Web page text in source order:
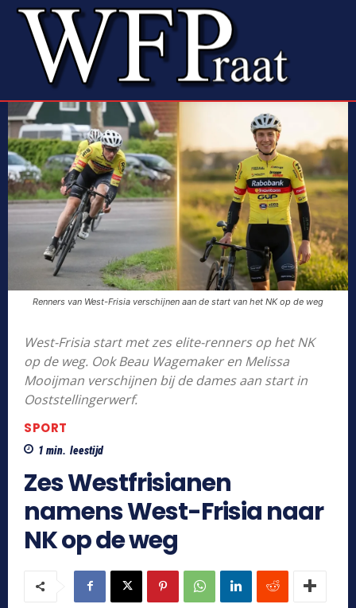
Renners van West-Frisia verschijnen aan de start van het NK op de weg
West-Frisia start met zes elite-renners op het NK
op de weg. Ook Beau Wagemaker en Melissa
Mooijman verschijnen bij de dames aan start in
Ooststellingerwerf.
SPORT
1 min. leestijd
Zes Westfrisianen
namens West-Frisia naar
NK op de weg